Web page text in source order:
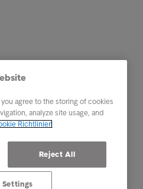
agree to the storing of cookies
analyze site usage, and
Richtlinien
Reject All